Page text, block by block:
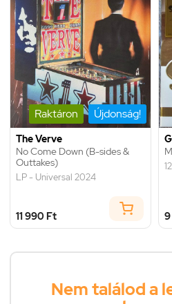
Raktáron Újdonság!
The Verve
No Come Down (B-sides &
Outtakes)
LP - Universal 2024
11 990 Ft
Nem találod a